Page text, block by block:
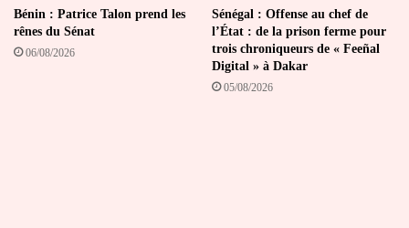
Bénin : Patrice Talon prend les
rênes du Sénat
06/08/2026
Sénégal : Offense au chef de
l’État : de la prison ferme pour
trois chroniqueurs de « Feeñal
Digital » à Dakar
05/08/2026